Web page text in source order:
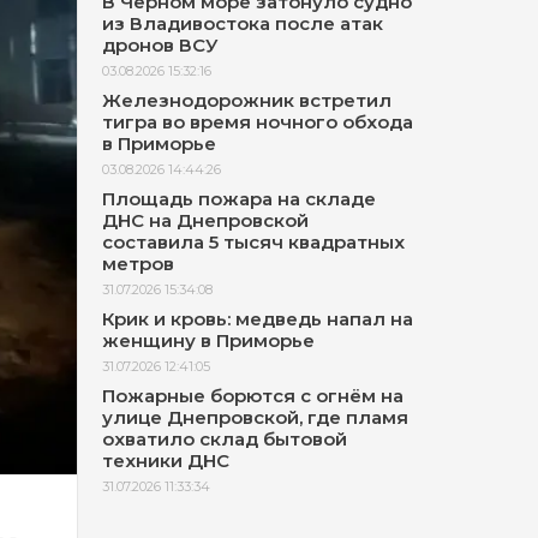
из Владивостока после атак
дронов ВСУ
03.08.2026 15:32:16
Железнодорожник встретил
тигра во время ночного обхода
в Приморье
03.08.2026 14:44:26
Площадь пожара на складе
ДНС на Днепровской
составила 5 тысяч квадратных
метров
31.07.2026 15:34:08
Крик и кровь: медведь напал на
женщину в Приморье
31.07.2026 12:41:05
Пожарные борются с огнём на
улице Днепровской, где пламя
охватило склад бытовой
техники ДНС
31.07.2026 11:33:34